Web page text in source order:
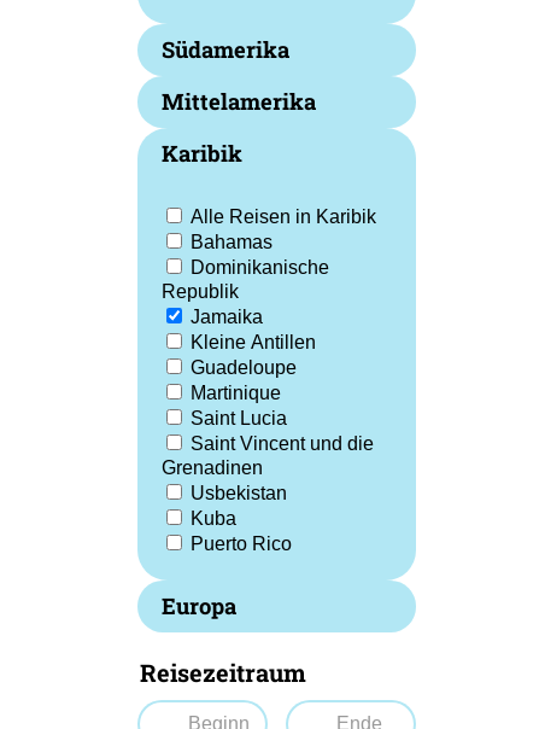
Südamerika
Mittelamerika
Karibik
Alle Reisen in Karibik
Bahamas
Dominikanische
Republik
Jamaika
Kleine Antillen
Guadeloupe
Martinique
Saint Lucia
Saint Vincent und die
Grenadinen
Usbekistan
Kuba
Puerto Rico
Europa
Reisezeitraum